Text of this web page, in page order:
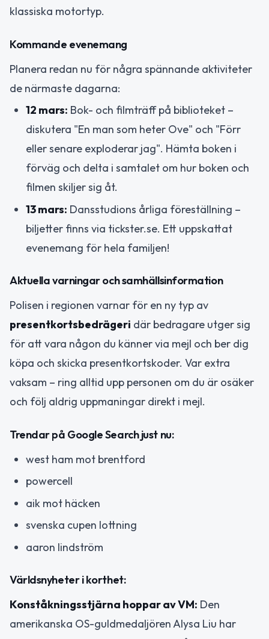
klassiska motortyp.
Kommande evenemang
Planera redan nu för några spännande aktiviteter
de närmaste dagarna:
12 mars: Bok- och filmträff på biblioteket –
diskutera "En man som heter Ove" och "Förr
eller senare exploderar jag". Hämta boken i
förväg och delta i samtalet om hur boken och
filmen skiljer sig åt.
13 mars: Dansstudions årliga föreställning –
biljetter finns via tickster.se. Ett uppskattat
evenemang för hela familjen!
Aktuella varningar och samhällsinformation
Polisen i regionen varnar för en ny typ av
presentkortsbedrägeri där bedragare utger sig
för att vara någon du känner via mejl och ber dig
köpa och skicka presentkortskoder. Var extra
vaksam – ring alltid upp personen om du är osäker
och följ aldrig uppmaningar direkt i mejl.
Trendar på Google Search just nu:
west ham mot brentford
powercell
aik mot häcken
svenska cupen lottning
aaron lindström
Världsnyheter i korthet:
Konståkningsstjärna hoppar av VM: Den
amerikanska OS-guldmedaljören Alysa Liu har